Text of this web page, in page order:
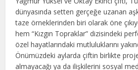
dünyasında setten gerçeğe uzanan
taze örneklerinden biri olarak öne
hem “Kızgın Topraklar” dizisindeki
özel hayatlarındaki mutluluklarını
Önümüzdeki aylarda çiftin birlikte
almayacağı ya da ilişkilerini sosyal